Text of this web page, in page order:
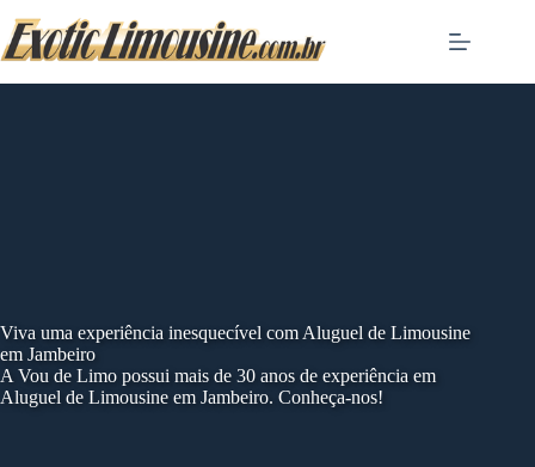
to
content
Viva uma experiência inesquecível com Aluguel de Limousine
em Jambeiro
A Vou de Limo possui mais de 30 anos de experiência em
Aluguel de Limousine em Jambeiro. Conheça-nos!